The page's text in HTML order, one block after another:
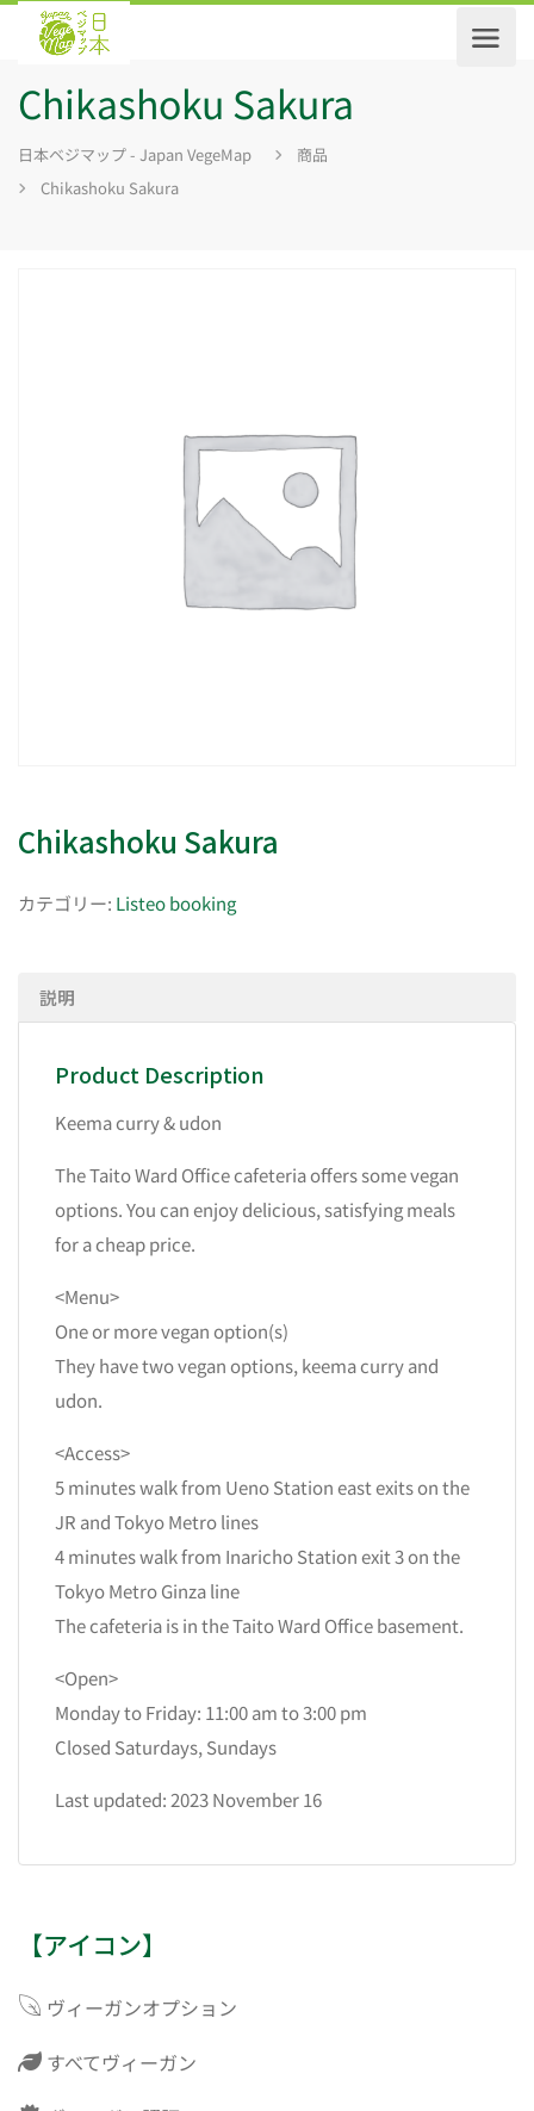
Chikashoku Sakura
日本ベジマップ - Japan VegeMap
商品
Chikashoku Sakura
Chikashoku Sakura
カテゴリー: Listeo booking
説明
Product Description
Keema curry & udon
The Taito Ward Office cafeteria offers some vegan
options. You can enjoy delicious, satisfying meals
for a cheap price.
<Menu>
One or more vegan option(s)
They have two vegan options, keema curry and
udon.
<Access>
5 minutes walk from Ueno Station east exits on the
JR and Tokyo Metro lines
4 minutes walk from Inaricho Station exit 3 on the
Tokyo Metro Ginza line
The cafeteria is in the Taito Ward Office basement.
<Open>
Monday to Friday: 11:00 am to 3:00 pm
Closed Saturdays, Sundays
Last updated: 2023 November 16
【アイコン】
ヴィーガンオプション
すべてヴィーガン